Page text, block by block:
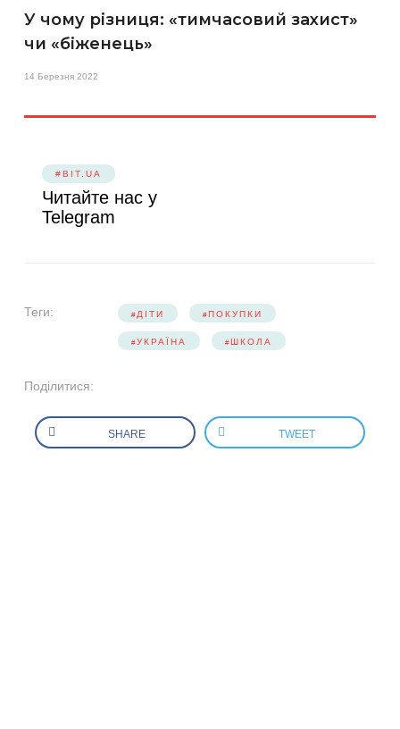
У чому різниця: «тимчасовий захист»
чи «біженець»
14 Березня 2022
#BIT.UA
Читайте нас у
Telegram
Теги: ДІТИ ПОКУПКИ
УКРАЇНА ШКОЛА
Поділитися:
SHARE TWEET